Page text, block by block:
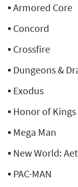
▪️ Armored Core
▪️ Concord
▪️ Crossfire
▪️ Dungeons &
▪️ Exodus
▪️ Honor of Kings
▪️ Mega Man
▪️ New World:
▪️ PAC-MAN